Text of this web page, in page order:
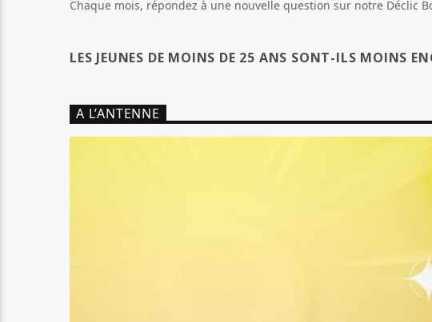
Chaque mois, répondez à une nouvelle question sur notre Déclic
LES JEUNES DE MOINS DE 25 ANS SONT-ILS MOINS
A L’ANTENNE